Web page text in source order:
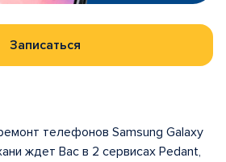
Записаться
телефонов Samsung Galaxy
ждет Вас в 2 сервисах Pedant,